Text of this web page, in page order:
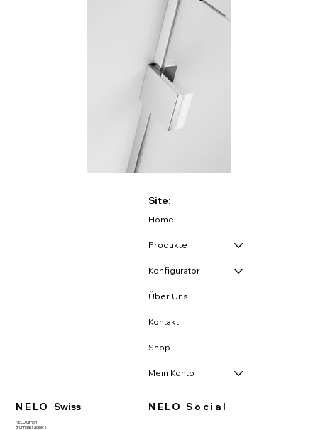
Site:
Home
Produkte
Konfigurator
Über Uns
Kontakt
Shop
Mein Konto
NELO Swiss
NELO GmbH
Brunngassacker 1
NELO Social